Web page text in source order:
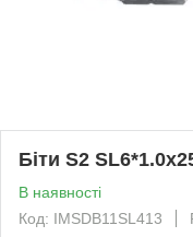
Біти S2
В наявності
Код: IMSDB11SL413